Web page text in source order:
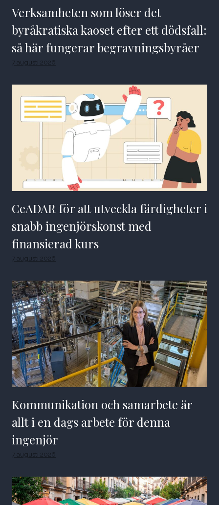
Verksamheten som löser det
byråkratiska kaoset efter ett dödsfall:
så här fungerar begravningsbyråer
7 augusti 2026
CeADAR för att utveckla färdigheter i
snabb ingenjörskonst med
finansierad kurs
7 augusti 2026
Kommunikation och samarbete är
allt i en dags arbete för denna
ingenjör
7 augusti 2026